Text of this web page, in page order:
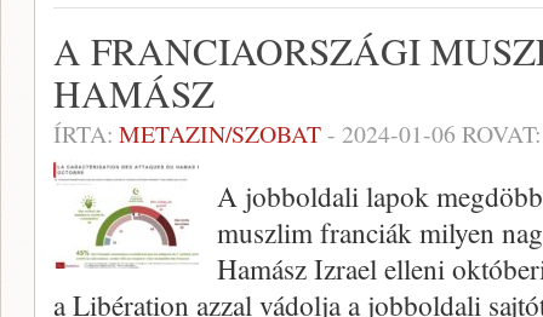
A FRANCIAORSZÁGI
HAMÁSZ
ÍRTA: METAZIN/SZOBAT- 2024-01-06
A jobboldali lapok
muszlim franciák milyen
Hamász Izrael elleni
a Libération azzal vádolja a jobboldali